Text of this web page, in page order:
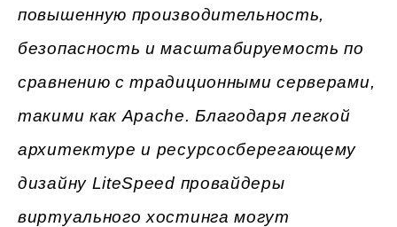
повышенную производительность,
безопасность и масштабируемость по
сравнению с традиционными серверами,
такими как Apache. Благодаря легкой
архитектуре и ресурсосберегающему
дизайну LiteSpeed провайдеры
виртуального хостинга могут